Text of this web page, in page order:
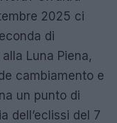
2025 ci
di
Luna Piena,
cambiamento e
un punto di
dell’eclissi del 7